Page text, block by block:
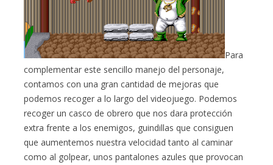
Para
complementar este sencillo manejo del personaje,
contamos con una gran cantidad de mejoras que
podemos recoger a lo largo del videojuego. Podemos
recoger un casco de obrero que nos dara protección
extra frente a los enemigos, guindillas que consiguen
que aumentemos nuestra velocidad tanto al caminar
como al golpear, unos pantalones azules que provocan